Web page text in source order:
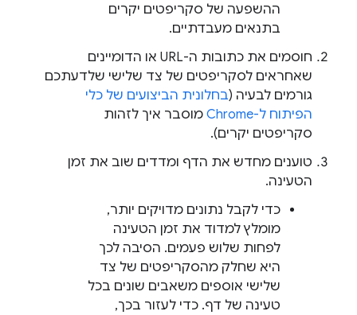
ההשפעה של סקריפטים יקרים
בתנאים מעבדתיים.
חוסמים את כתובות ה-URL או הדומיינים
שאחראים לסקריפטים של צד שלישי שלדעתכם
גורמים לבעיה (בחלונית הביצועים של כלי
הפיתוח ל-Chrome
מוסבר איך לזהות
סקריפטים יקרים).
טוענים מחדש את הדף ומדדים שוב את זמן
הטעינה.
כדי לקבל נתונים מדויקים יותר,
מומלץ למדוד את זמן הטעינה
לפחות שלוש פעמים. הסיבה לכך
היא שחלק מהסקריפטים של צד
שלישי אוספים משאבים שונים בכל
טעינה של דף. כדי לעזור בכך,